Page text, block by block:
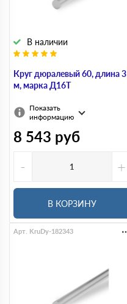
Круг дюралевый 60, длина 3
м, марка Д16Т
В наличии
Показать
информацию
8 543 руб
-
+
В КОРЗИНУ
Арт. KruDy-182343